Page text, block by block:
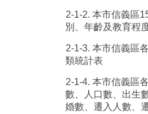
2-1-2. 本市信義區
別、年齡及教育程
2-1-3. 本市信義區
類統計表
2-1-4. 本市信義區
數、人口數、出生
婚數、遷入人數、